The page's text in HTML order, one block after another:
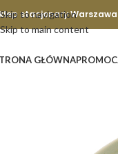
Skip to navigation
Skip to main content
stacjonary Warszawa
GŁÓWNA